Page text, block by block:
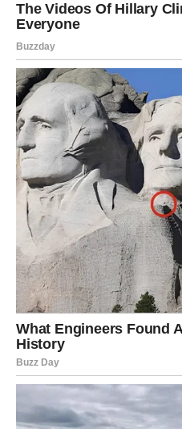
Poruka zvijezda
Ne zaboravite odmoriti.
VODOLIJA
Dnevna prognoza
Neočekivan događaj mogao
Poruka zvijezda
Budite otvoreni za
RIBE
DAN KOJI MIJENJA
SADA MISLITE
Ribe su apsolutni favoriti